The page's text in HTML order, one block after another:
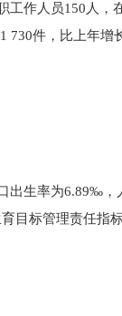
工作人员150人
730件，比上年
出生率为6.89‰，
目标管理责任指